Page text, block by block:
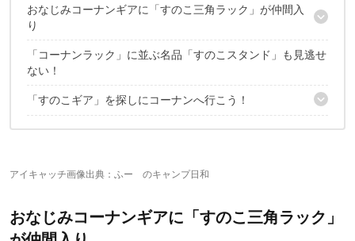
おなじみコーナンギアに「すのこ三角ラック」が仲間入
り
「すのこ三角ラック」を使っているキャンパーを発見！
「コーナンラック」に並ぶ名品「すのこスタンド」も見逃せ
ない！
「すのこギア」を探しにコーナンへ行こう！
アイキャッチ画像出典： ふー のキャンプ日和
おなじみコーナンギアに「すのこ三角ラック」